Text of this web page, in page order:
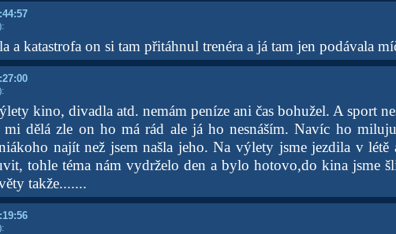
:
a katastrofa on si tam přitáhnul trenéra a já tam jen podávala
:
kino, divadla atd. nemám peníze ani čas bohužel. A sport
mi dělá zle on ho má rád ale já ho nesnáším. Navíc ho
najít než jsem našla jeho. Na výlety jsme jezdila v létě
tohle téma nám vydrželo den a bylo hotovo,do kina jsme
takže.......
: